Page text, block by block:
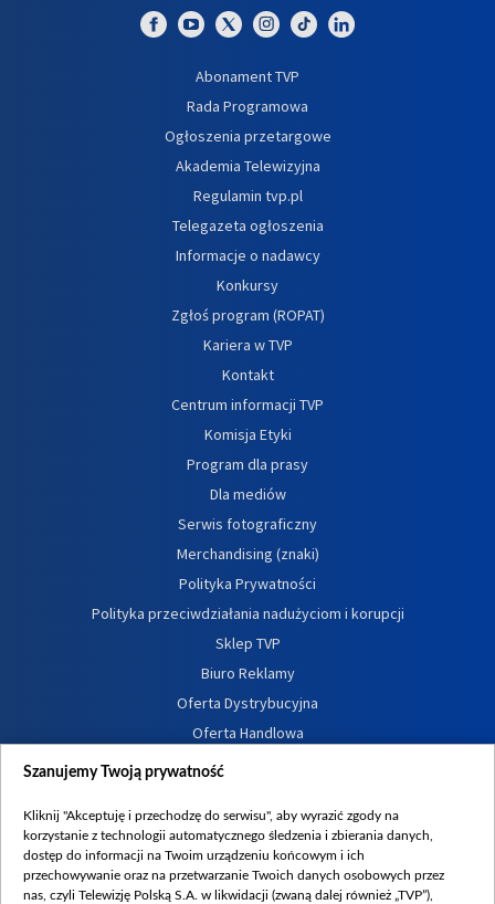
Abonament TVP
Rada Programowa
Ogłoszenia przetargowe
Akademia Telewizyjna
Regulamin tvp.pl
Telegazeta ogłoszenia
Informacje o nadawcy
Konkursy
Zgłoś program (ROPAT)
Kariera w TVP
Kontakt
Centrum informacji TVP
Komisja Etyki
Program dla prasy
Dla mediów
Serwis fotograficzny
Merchandising (znaki)
Polityka Prywatności
Polityka przeciwdziałania nadużyciom i korupcji
Sklep TVP
Biuro Reklamy
Oferta Dystrybucyjna
Oferta Handlowa
Dostępność
Procedura zgłoszeń wewnętrznych
Szanujemy Twoją prywatność
Kliknij "Akceptuję i przechodzę do serwisu", aby wyrazić zgody na
korzystanie z technologii automatycznego śledzenia i zbierania danych,
dostęp do informacji na Twoim urządzeniu końcowym i ich
przechowywanie oraz na przetwarzanie Twoich danych osobowych przez
nas, czyli Telewizję Polską S.A. w likwidacji (zwaną dalej również „TVP”),